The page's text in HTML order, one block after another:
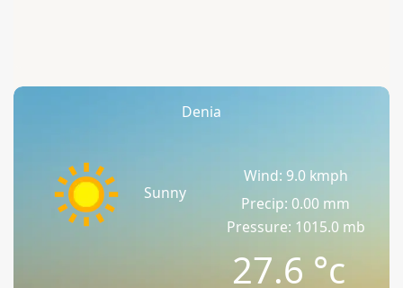
Denia
Sunny
Wind: 9.0 kmph
Precip: 0.00 mm
Pressure: 1015.0 mb
27.6 °c